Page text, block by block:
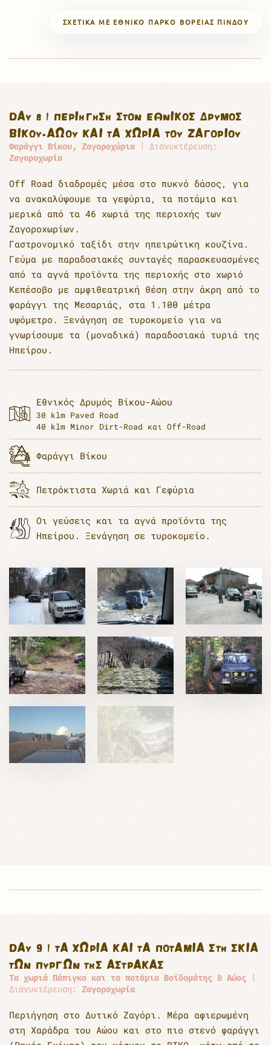
ΣΧΕΤΙΚΆ ΜΕ ΕΘΝΙΚΌ ΠΆΡΚΟ ΒΌΡΕΙΑΣ ΠΊΝΔΟΥ
DAY 8 | ΠΕΡΙΉΓΗΣΗ ΣΤΟΝ ΕΘΝΙΚΌΣ ΔΡΥΜΌΣ
ΒΊΚΟΥ-ΑΏΟΥ ΚΑΙ ΤΑ ΧΩΡΙΆ ΤΟΥ ΖΑΓΟΡΊΟΥ
Φαράγγι Βίκου, Ζαγοροχώρια | Διανυκτέρευση:
Ζαγοροχωρία
Off Road διαδρομές μέσα στο πυκνό δάσος, για
να ανακαλύψουμε τα γεφύρια, τα ποτάµια και
μερικά από τα 46 χωριά της περιοχής των
Ζαγοροχωρίων.
Γαστρονομικό ταξίδι στην ηπειρώτικη κουζίνα.
Γεύμα με παραδοσιακές συνταγές παρασκευασμένες
από τα αγνά προϊόντα της περιοχής στο χωριό
Κεπέσοβο µε αµφιθεατρική θέση στην άκρη από το
φαράγγι της Μεσαριάς, στα 1.100 µέτρα
υψόµετρο. Ξενάγηση σε τυροκομείο για να
γνωρίσουμε τα (μοναδικά) παραδοσιακά τυριά της
Ηπείρου.
Εθνικός Δρυμός Βίκου-Αώου
30 klm Paved Road
40 klm Minor Dirt-Road και Off-Road
Φαράγγι Βίκου
Πετρόκτιστα Χωριά και Γεφύρια
Οι γεύσεις και τα αγνά προϊόντα της
Ηπείρου. Ξενάγηση σε τυροκομείο.
DAY 9 | ΤΑ ΧΩΡΙΆ ΚΑΙ ΤΑ ΠΟΤΆΜΙΑ ΣΤΗ ΣΚΙΆ
ΤΩΝ ΠΎΡΓΩΝ ΤΗΣ ΑΣΤΡΆΚΑΣ
Τα χωριά Πάπιγκο και τα ποτάμια Βοϊδομάτης & Αώος
Διανυκτέρευση: Ζαγοροχωρία
Περιήγηση στο Δυτικό Ζαγόρι. Μέρα αφιερωµένη
στη Χαράδρα του Αώου και στο πιο στενό φαράγγι